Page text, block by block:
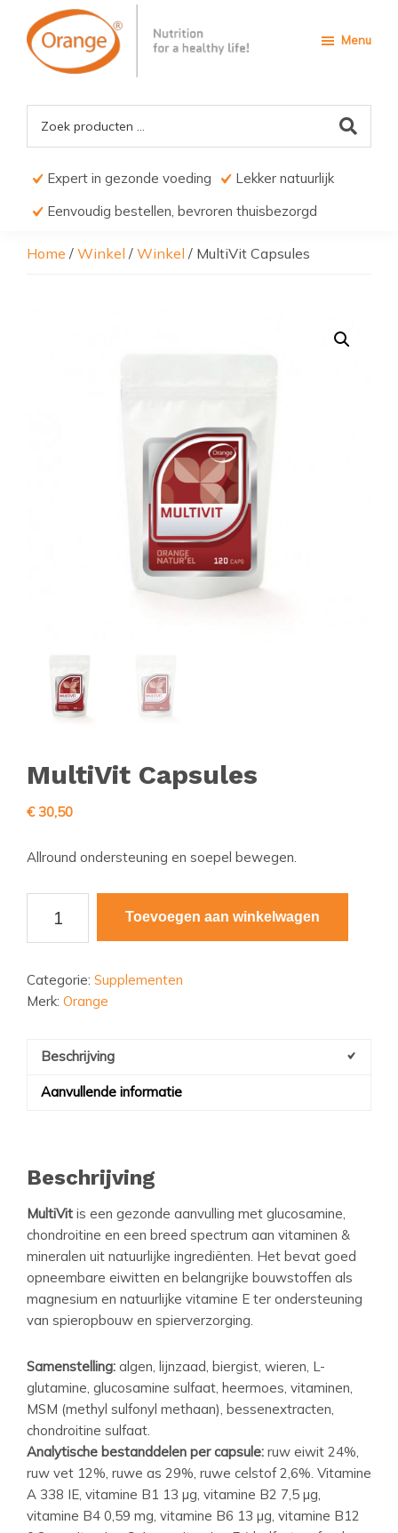
naar
naar
voettekst
for
Healthy
life Expert in gezonde voeding
Lekker natuurlijk
Eenvoudig bestellen, bevroren thuisbezorgd
Menu
Home / Winkel / Winkel / MultiVit Capsules
MultiVit Capsules
€30,50
Allround ondersteuning en soepel bewegen.
Capsules
aantal
Toevoegen aan winkelwagen
Categorie: Supplementen
Merk: Orange
Beschrijving
Aanvullende informatie
Beschrijving
MultiVit is een gezonde aanvulling met glucosamine,
chondroitine en een breed spectrum aan vitaminen &
mineralen uit natuurlijke ingrediënten. Het bevat goed
opneembare eiwitten en belangrijke bouwstoffen als
magnesium en natuurlijke vitamine E ter ondersteuning
van spieropbouw en spierverzorging.
Samenstelling: algen, lijnzaad, biergist, wieren, L-
glutamine, glucosamine sulfaat, heermoes, vitaminen,
MSM (methyl sulfonyl methaan), bessenextracten,
chondroitine sulfaat.
Analytische bestanddelen per capsule: ruw eiwit 24%,
ruw vet 12%, ruwe as 29%, ruwe celstof 2,6%. Vitamine
A 338 IE, vitamine B1 13 µg, vitamine B2 7,5 µg,
vitamine B4 0,59 mg, vitamine B6 13 µg, vitamine B12